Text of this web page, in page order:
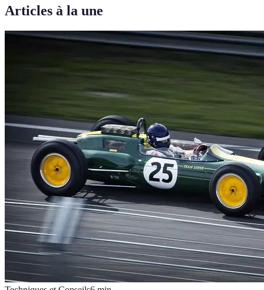
Articles à la une